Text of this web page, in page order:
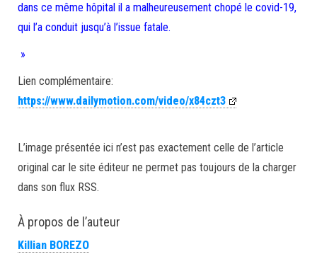
dans ce même hôpital il a malheureusement chopé le covid-19,
qui l’a conduit jusqu’à l’issue fatale.
»
Lien complémentaire:
https://www.dailymotion.com/video/x84czt3
L’image présentée ici n’est pas exactement celle de l’article
original car le site éditeur ne permet pas toujours de la charger
dans son flux RSS.
À propos de l’auteur
Killian BOREZO